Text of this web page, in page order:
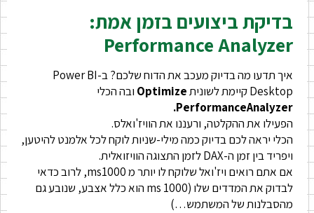
בדיקת ביצועים בזמן אמת:
Performance Analyzer
איך תדעו מה בדיוק מעכב את הדוח שלכם? ב-Power BI
Desktop קיימת לשונית
Optimize ובה הכלי
PerformanceAnalyzer.
הפעילו את ההקלטה, ורעננו את הוויז'ואלס.
הכלי יראה לכם בדיוק כמה מילי-שניות לוקח לכל אלמנט להיטען,
ויפריד בין זמן ה-DAX לזמן התצוגה הוויזואלית.
אם אתם רואים ויז'ואל שלוקח לו יותר מ ms1000, לרוב כדאי
לבדוק את המדדים שלו (1000 ms הוא כלל אצבע, שנובע גם
מהסבלנות של המשתמש…)